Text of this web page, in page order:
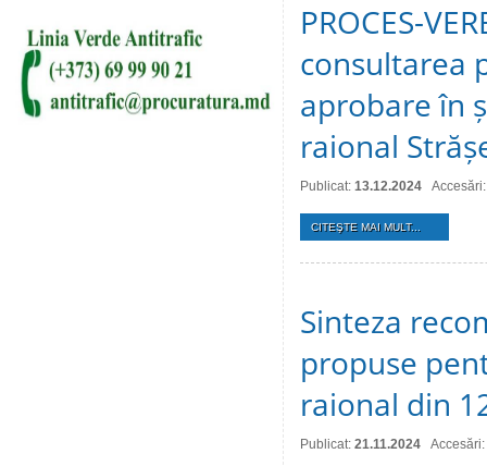
PROCES-
consultarea
aprobare în
raional
Publicat: 13.12.2024
CITEŞTE MAI MULT...
Sinteza
propuse
raional din
Publicat: 21.11.2024